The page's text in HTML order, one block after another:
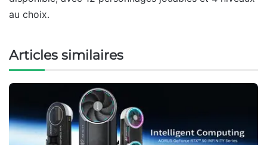
au choix.
Articles similaires